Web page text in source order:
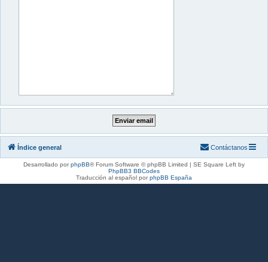
Índice general Contáctanos
Desarrollado porphpBB® Forum Software © phpBB Limited | SE Square Left by
PhpBB3 BBCodes
Traducción al español porphpBB España